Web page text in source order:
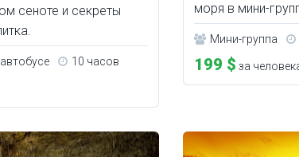
сеноте и секреты
10 часов
моря в мини-
Мини-группа
199 $ за